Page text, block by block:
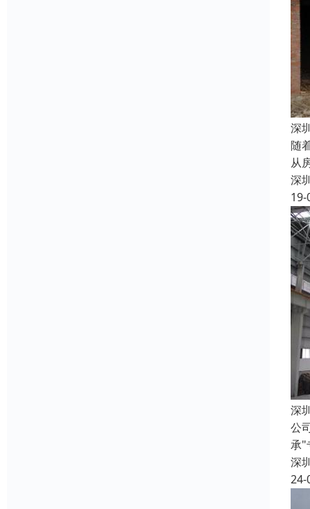
深
随
从
深
19-
深
公
承"
深
24-